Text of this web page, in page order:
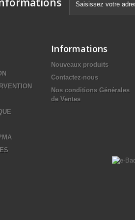
Informations
Nouveaux produits
Contactez-nous
Nos conditions Générales
de Ventes